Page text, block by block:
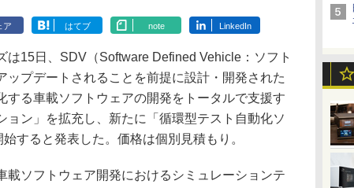
ア はてブ note LinkedIn
15日、SDV（Software Defined Vehicle：ソフト
ップデートされることを前提に設計・開発された
する車載ソフトウェアの開発をトータルで支援す
ョン」を拡充し、新たに「循環型テスト自動化ソ
すると発表した。価格は個別見積もり。
ソフトウェア開発におけるシミュレーションテ